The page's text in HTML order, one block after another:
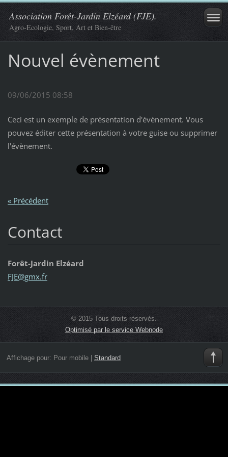
Association Forêt-Jardin Elzéard (FJE).
Agro-Ecologie, Sport, Art et Bien-être
Nouvel évènement
09/06/2015 08:58
Ceci est un exemple de présentation d'évènement. Vous
pouvez éditer cette présentation à votre guise ou supprimer
l'évènement.
« Précédent
Contact
Forêt-Jardin Elzéard
FJE@gmx.fr
© 2015 Tous droits réservés.
Optimisé par le service Webnode
Affichage pour: Pour mobile| Standard